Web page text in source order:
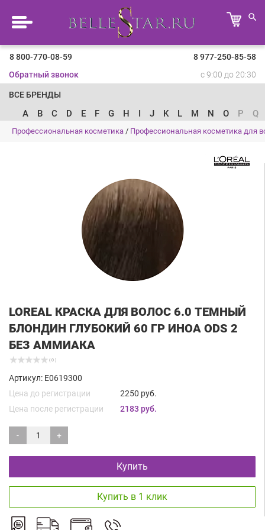
8 800-770-08-59
8 977-250-85-58
Обратный звонок
с 9:00 до 20:30
ВСЕ БРЕНДЫ
A B C D E F G H I J K L M N O P Q
Профессиональная косметика / Профессиональная косметика для
LOREAL КРАСКА ДЛЯ ВОЛОС 6.0 ТЕМНЫЙ
БЛОНДИН ГЛУБОКИЙ 60 ГР ИНОА ODS 2
БЕЗ АММИАКА
( 0 )
Артикул: E0619300
Цена до регистрации
2250 руб.
Цена после регистрации
2183 руб.
- +
Купить
Купить в 1 клик